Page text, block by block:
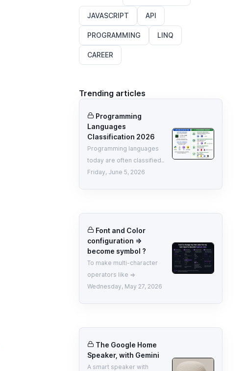
JAVASCRIPT API
PROGRAMMING LINQ
CAREER
Trending articles
Programming
Languages
Classification 2026
Programming languages
today are often classified..
Friday, June 5, 2026
Font and Color
configuration =>
become symbol ?
To make multi-character
operators like =>
Wednesday, May 27, 2026
The Google Home
Speaker, with Gemini
A smart speaker with